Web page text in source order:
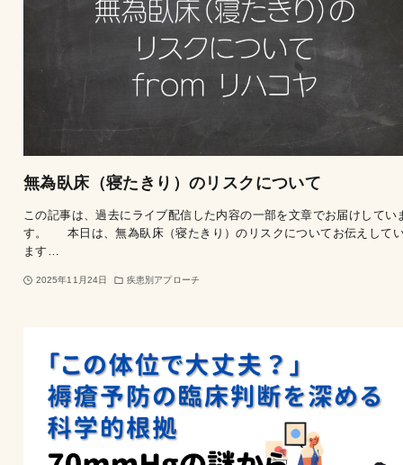
無為臥床（寝たきり）のリスクについて
この記事は、過去にライブ配信した内容の一部を文章でお届けしてい
す。 本日は、無為臥床（寝たきり）のリスクについてお伝えして
ます…
2025年11月24日 疾患別アプローチ